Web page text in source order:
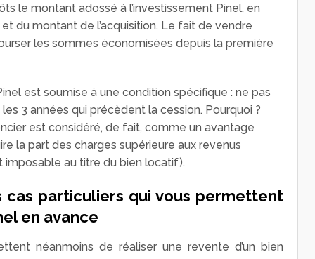
le montant adossé à l’investissement Pinel, en
du montant de l’acquisition. Le fait de vendre
les sommes économisées depuis la première
est soumise à une condition spécifique : ne pas
3 années qui précèdent la cession. Pourquoi ?
est considéré, de fait, comme un avantage
la part des charges supérieure aux revenus
au titre du bien locatif).
particuliers qui vous permettent
en avance
néanmoins de réaliser une revente d’un bien